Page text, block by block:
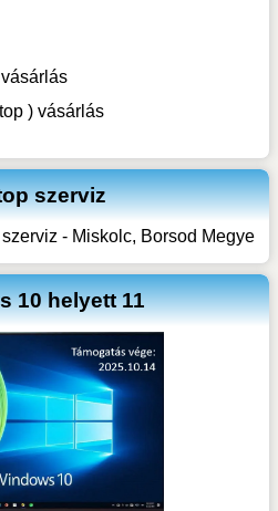
) vásárlás
szerviz
- Miskolc, Borsod Megye
10 helyett 11